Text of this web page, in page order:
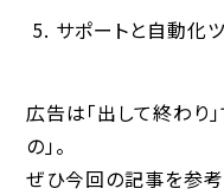
サポートと自動化
広告は「出して終わり
の」。
ぜひ今回の記事を参